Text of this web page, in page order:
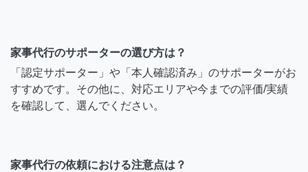
家事代行のサポーターの選び方は？
「認定サポーター」や「本人確認済み」のサポーターがお
すすめです。その他に、対応エリアや今までの評価/実績
を確認して、選んでください。
家事代行の依頼における注意点は？